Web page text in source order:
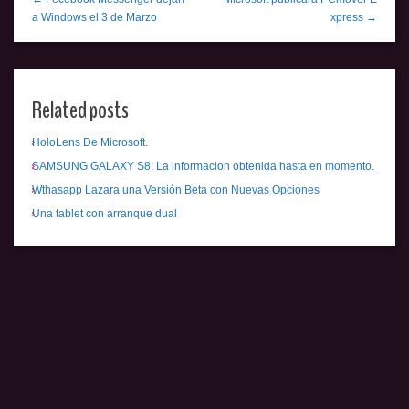
a Windows el 3 de Marzo
xpress →
Related posts
HoloLens De Microsoft.
SAMSUNG GALAXY S8: La informacion obtenida hasta en momento.
Wthasapp Lazara una Versión Beta con Nuevas Opciones
Una tablet con arranque dual